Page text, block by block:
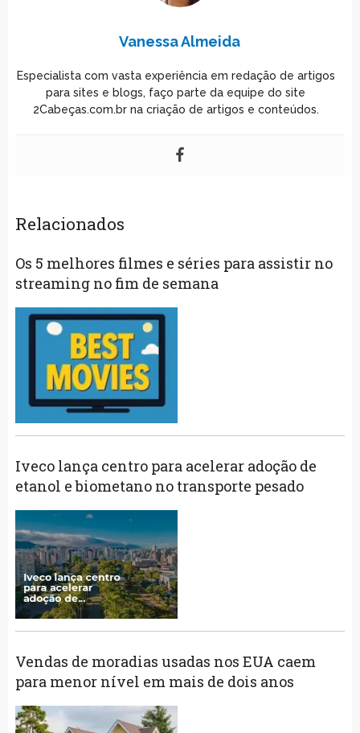
Vanessa Almeida
Especialista com vasta experiência em redação de artigos
para sites e blogs, faço parte da equipe do site
2Cabeças.com.br na criação de artigos e conteúdos.
Relacionados
Os 5 melhores filmes e séries para assistir no
streaming no fim de semana
Iveco lança centro para acelerar adoção de
etanol e biometano no transporte pesado
Vendas de moradias usadas nos EUA caem
para menor nível em mais de dois anos